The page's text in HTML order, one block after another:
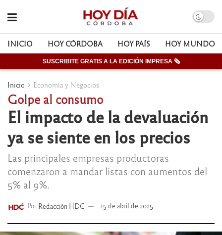
INICIO HOY CÓRDOBA HOY PAÍS HOY MUNDO
SUSCRIBITE GRATIS A LA EDICIÓN IMPRESA 🗞
Inicio Economía y Negocios
Golpe al consumo
El impacto de la devaluación
ya se siente en los precios
Las principales empresas productoras
comenzaron a mandar listas con aumentos del
5% al 9%.
Por Redacción HDC 15 de abril de 2025